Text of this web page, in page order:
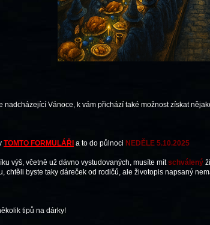
nadcházející Vánoce, k vám přichází také možnost získat
TOMTO FORMULÁŘI a to do půlnoci NEDĚLE 5.10.2025
výš, včetně už dávno vystudovaných, musíte mítschválený
chtěli byste taky dáreček od rodičů, ale životopis napsaný
tipů na dárky!